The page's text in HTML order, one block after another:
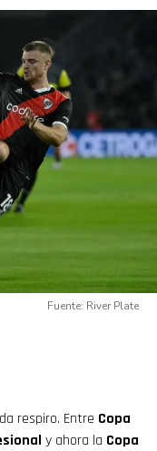
Fuente: River Plate
respiro. Entre Copa
y ahora la Copa